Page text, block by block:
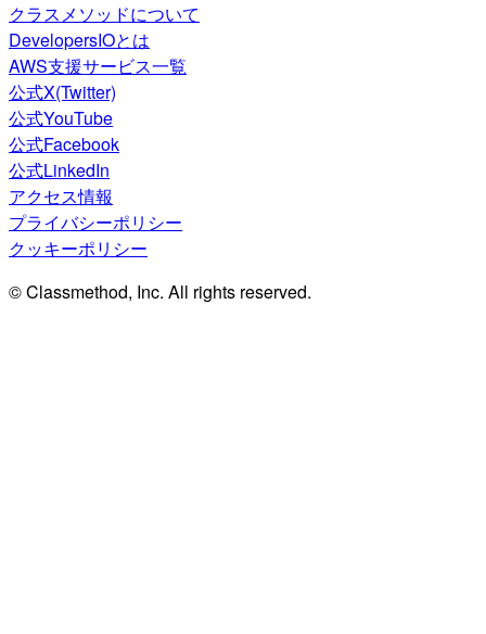
クラスメソッドについて
DevelopersIOとは
AWS支援サービス一覧
公式X(Twitter)
公式YouTube
公式Facebook
公式LinkedIn
アクセス情報
プライバシーポリシー
クッキーポリシー
© Classmethod, Inc. All rights reserved.